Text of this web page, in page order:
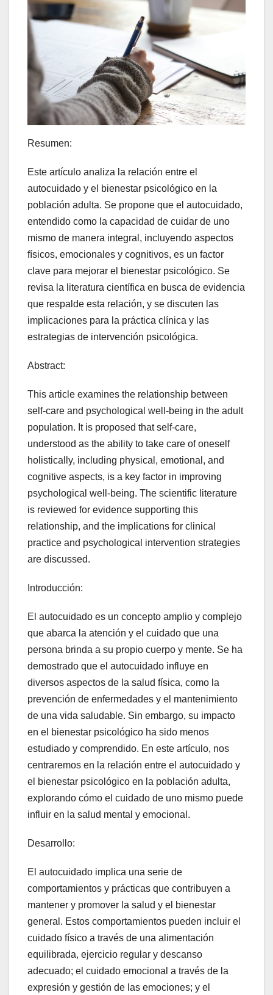
Resumen:
Este artículo analiza la relación entre el
autocuidado y el bienestar psicológico en la
población adulta. Se propone que el autocuidado,
entendido como la capacidad de cuidar de uno
mismo de manera integral, incluyendo aspectos
físicos, emocionales y cognitivos, es un factor
clave para mejorar el bienestar psicológico. Se
revisa la literatura científica en busca de evidencia
que respalde esta relación, y se discuten las
implicaciones para la práctica clínica y las
estrategias de intervención psicológica.
Abstract:
This article examines the relationship between
self-care and psychological well-being in the adult
population. It is proposed that self-care,
understood as the ability to take care of oneself
holistically, including physical, emotional, and
cognitive aspects, is a key factor in improving
psychological well-being. The scientific literature
is reviewed for evidence supporting this
relationship, and the implications for clinical
practice and psychological intervention strategies
are discussed.
Introducción:
El autocuidado es un concepto amplio y complejo
que abarca la atención y el cuidado que una
persona brinda a su propio cuerpo y mente. Se ha
demostrado que el autocuidado influye en
diversos aspectos de la salud física, como la
prevención de enfermedades y el mantenimiento
de una vida saludable. Sin embargo, su impacto
en el bienestar psicológico ha sido menos
estudiado y comprendido. En este artículo, nos
centraremos en la relación entre el autocuidado y
el bienestar psicológico en la población adulta,
explorando cómo el cuidado de uno mismo puede
influir en la salud mental y emocional.
Desarrollo:
El autocuidado implica una serie de
comportamientos y prácticas que contribuyen a
mantener y promover la salud y el bienestar
general. Estos comportamientos pueden incluir el
cuidado físico a través de una alimentación
equilibrada, ejercicio regular y descanso
adecuado; el cuidado emocional a través de la
expresión y gestión de las emociones; y el